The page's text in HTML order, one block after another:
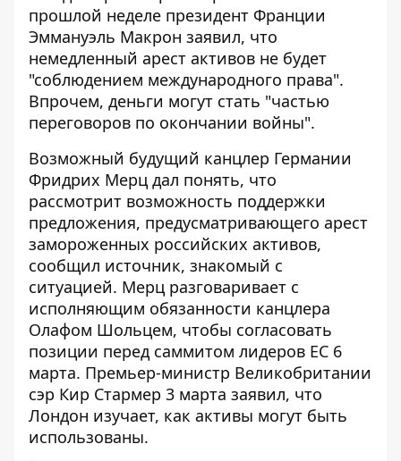
прошлой неделе президент Франции
Эммануэль Макрон заявил, что
немедленный арест активов не будет
"соблюдением международного права".
Впрочем, деньги могут стать "частью
переговоров по окончании войны".
Возможный будущий канцлер Германии
Фридрих Мерц дал понять, что
рассмотрит возможность поддержки
предложения, предусматривающего арест
замороженных российских активов,
сообщил источник, знакомый с
ситуацией. Мерц разговаривает с
исполняющим обязанности канцлера
Олафом Шольцем, чтобы согласовать
позиции перед саммитом лидеров ЕС 6
марта. Премьер-министр Великобритании
сэр Кир Стармер 3 марта заявил, что
Лондон изучает, как активы могут быть
использованы.